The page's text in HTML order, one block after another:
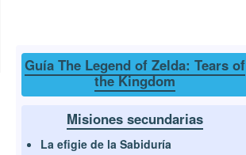
Guía The Legend of Zelda: Tears of
the Kingdom
Misiones secundarias
La efigie de la Sabiduría